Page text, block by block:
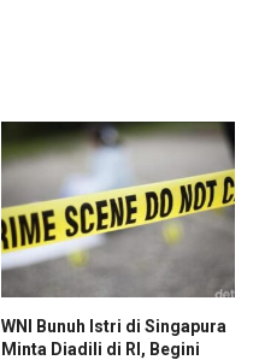
WNI Bunuh Istri di Singapura
Minta Diadili di RI, Begini